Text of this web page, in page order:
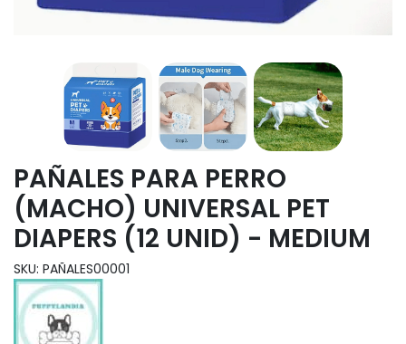
PAÑALES PARA PERRO
(MACHO) UNIVERSAL PET
DIAPERS (12 UNID) - MEDIUM
SKU: PAÑALES00001